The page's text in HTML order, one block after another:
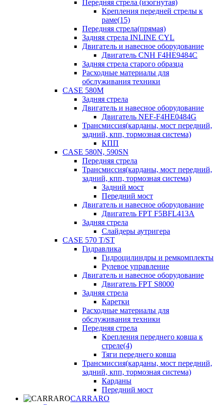
Передняя стрела (изогнутая)
Крепления передней стрелы к
раме(15)
Передняя стрела(прямая)
Задняя стрела INLINE CYL
Двигатель и навесное оборудование
Двигатель CNH F4HE9484C
Задняя стрела старого образца
Расходные материалы для
обслуживания техники
CASE 580M
Задняя стрела
Двигатель и навесное оборудование
Двигатель NEF-F4HE0484G
Трансмиссия(карданы, мост передний,
задний, кпп, тормозная система)
КПП
CASE 580N, 590SN
Передняя стрела
Трансмиссия(карданы, мост передний,
задний, кпп, тормозная система)
Задний мост
Передний мост
Двигатель и навесное оборудование
Двигатель FPT F5BFL413A
Задняя стрела
Слайдеры аутригера
CASE 570 T/ST
Гидравлика
Гидроцилиндры и ремкомплекты
Рулевое управление
Двигатель и навесное оборудование
Двигатель FPT S8000
Задняя стрела
Каретки
Расходные материалы для
обслуживания техники
Передняя стрела
Крепления переднего ковша к
стреле(4)
Тяги переднего ковша
Трансмиссия(карданы, мост передний,
задний, кпп, тормозная система)
Карданы
Передний мост
CARRARO